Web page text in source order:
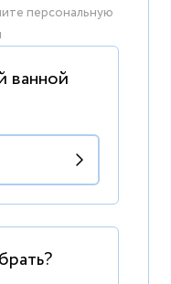
персональную
ванной